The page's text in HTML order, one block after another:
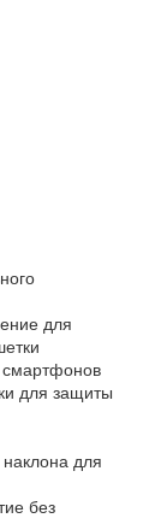
для
смартфонов
для защиты
наклона для
без